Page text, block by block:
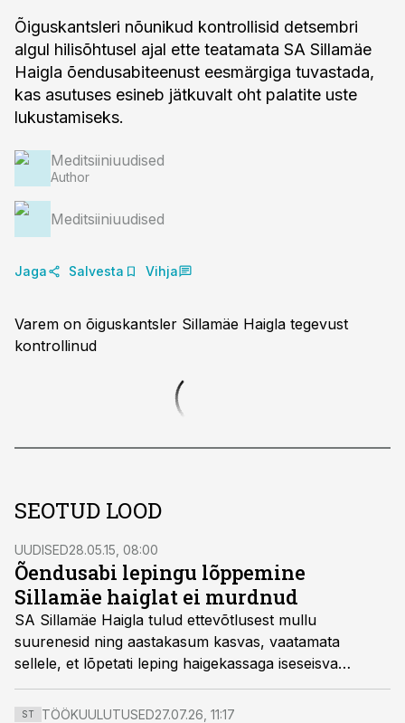
Õiguskantsleri nõunikud kontrollisid detsembri
algul hilisõhtusel ajal ette teatamata SA Sillamäe
Haigla õendusabiteenust eesmärgiga tuvastada,
kas asutuses esineb jätkuvalt oht palatite uste
lukustamiseks.
Meditsiiniuudised
Author
Meditsiiniuudised
Jaga Salvesta Vihja
Varem on õiguskantsler Sillamäe Haigla tegevust
kontrollinud
SEOTUD LOOD
UUDISED28.05.15, 08:00
Õendusabi lepingu lõppemine
Sillamäe haiglat ei murdnud
SA Sillamäe Haigla tulud ettevõtlusest mullu
suurenesid ning aastakasum kasvas, vaatamata
sellele, et lõpetati leping haigekassaga iseseisva
õendusabi teenuse osutamiseks.
ST TÖÖKUULUTUSED27.07.26, 11:17